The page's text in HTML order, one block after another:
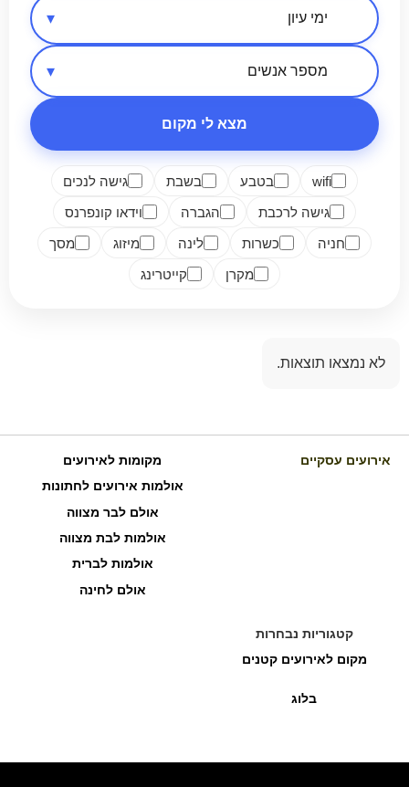
אזור בארץ
סיווג מקום
מספר אנשים
מצא לי מקום
wifi בטבע בשבת
גישה לנכים
גישה לרכבת
הגברה
וידאו קונפרנס
חניה
כשרות לינה מיזוג
מסך
מקרן
קייטרינג
לא נמצאו תוצאות.
אירועים עסקיים
מקומות לאירועים
אולמות אירועים לחתונות
אולם לבר מצווה
אולמות לבת מצווה
אולמות לברית
אולם לחינה
קטגוריות נבחרות
מקום לאירועים קטנים
בלוג